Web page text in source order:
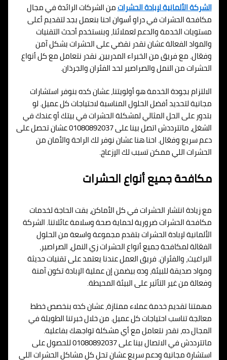
الشركة الألمانية لإبادة الحشراتمن الشركات الرائدة في مجال
مكافحة الحشرات في دراو أسوان احنا بنعمل بجد لتقديم أعلى
مستويات الخدمة والدعم لعملائنا، وبنستخدم أحدث التقنيات
والمواد الفعالة عشان نقدر نقضي على الحشرات بشكل آمن
وفعّال. مع فريق من الخبراء المدربين، نقدر نتعامل مع كل أنواع
الحشرات من النمل والصراصير لحد الفئران والجرذان.
الالتزام بجودة الخدمة هو أولويتنا، عشان كده بنوفر استشارات
مجانية لتحديد أفضل الحلول المناسبة لاحتياجات كل عميل. لو
بتدور على الحل المثالي لمشكلة الحشرات في بيتك أو عندك في
الشغل، ماتترددش اتصل بينا على 01080892037 عشان تحصل على
دعم سريع وفعّال. احنا هنا عشان نوفر لك الراحة والأمان من
الحشرات اللي ممكن تسبب لك الإزعاج.
مكافحة جميع أنواع الحشرات
مع زيادة انتشار الحشرات في كل الأماكن، بقت الحاجة لخدمات
مكافحة الحشرات ضرورية لحماية صحة وسلامة عائلاتنا. الشركة
الألمانية لإبادة الحشرات بتقدم مجموعة واسعة من الحلول
الفعّالة لمكافحة جميع أنواع الحشرات زي النمل، الصراصير،
البراغيث، والفئران. فريق العمل عندنا يعتمد على تقنيات حديثة
ومواد صديقة للبيئة، وده بيضمن إن عملية الإبادة تكون آمنة
وفعالة من غير التأثير على البيئة المحيطة.
مهمتنا تقديم خدمة عملاء ممتازة، عشان كده بنخصص خطط
معالجة تناسب احتياجات كل عميل. من خلال خبرتنا الطويلة في
المجال ده، نقدر نتعامل مع أي مشكلة تواجهك بفاعلية.
ماتترددش في الاتصال بينا على 01080892037 للحصول على
استشارة مجانية ودعم سريع عشان تحل كل مشاكل الحشرات اللي